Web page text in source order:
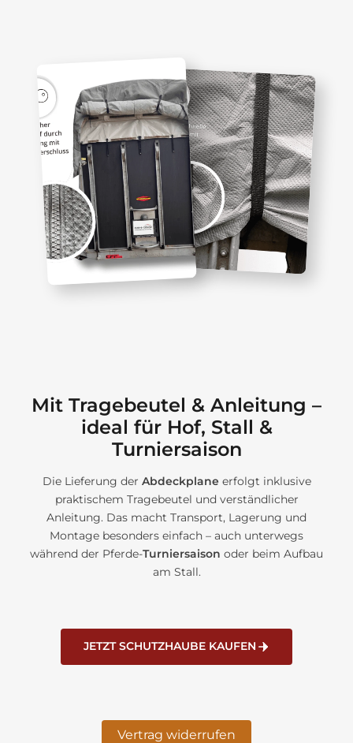
Mit Tragebeutel & Anleitung –
ideal für Hof, Stall &
Turniersaison
Die Lieferung der Abdeckplane erfolgt inklusive
praktischem Tragebeutel und verständlicher
Anleitung. Das macht Transport, Lagerung und
Montage besonders einfach – auch unterwegs
während der Pferde-Turniersaison oder beim Aufbau
am Stall.
JETZT SCHUTZHAUBE KAUFEN
Vertrag widerrufen